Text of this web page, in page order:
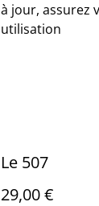
à jour, assurez
utilisation
Le 507
29,00 €